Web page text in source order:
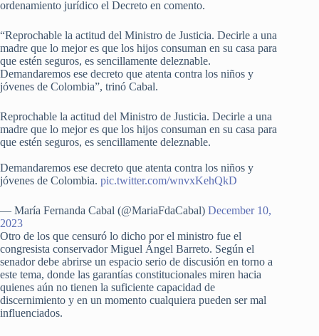
ordenamiento jurídico el Decreto en comento.
“Reprochable la actitud del Ministro de Justicia. Decirle a una
madre que lo mejor es que los hijos consuman en su casa para
que estén seguros, es sencillamente deleznable.
Demandaremos ese decreto que atenta contra los niños y
jóvenes de Colombia”, trinó Cabal.
Reprochable la actitud del Ministro de Justicia. Decirle a una
madre que lo mejor es que los hijos consuman en su casa para
que estén seguros, es sencillamente deleznable.
Demandaremos ese decreto que atenta contra los niños y
jóvenes de Colombia. pic.twitter.com/wnvxKehQkD
— María Fernanda Cabal (@MariaFdaCabal) December 10,
2023
Otro de los que censuró lo dicho por el ministro fue el
congresista conservador Miguel Ángel Barreto. Según el
senador debe abrirse un espacio serio de discusión en torno a
este tema, donde las garantías constitucionales miren hacia
quienes aún no tienen la suficiente capacidad de
discernimiento y en un momento cualquiera pueden ser mal
influenciados.